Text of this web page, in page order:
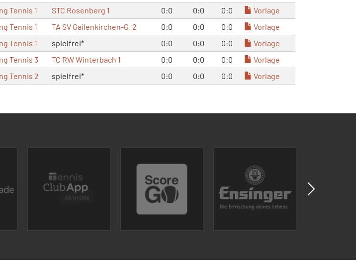
Tennis 1 STC Rosenberg 1 0:0 0:0 0:0
Vorlage
Tennis 1 TA SV Gailenkirchen-G. 2 0:0 0:0 0:0
Vorlage
Tennis 1 spielfrei* 0:0 0:0 0:0
Vorlage
Tennis 3 TC RW Winterbach 1 0:0 0:0 0:0
Vorlage
Tennis 2 spielfrei* 0:0 0:0 0:0 Vorlage